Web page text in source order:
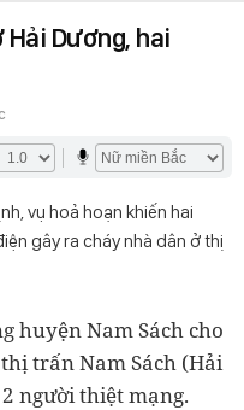
Hải Dương, hai
vụ hoả hoạn khiến hai
gây ra cháy nhà dân ở thị
huyện Nam Sách cho
trấn Nam Sách (Hải
người thiệt mạng.